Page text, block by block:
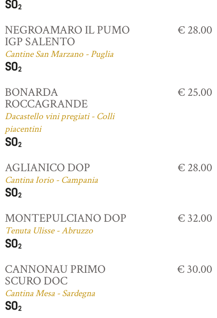
NEGROAMARO IL PUMO
IGP SALENTO
Cantine San Marzano - Puglia
€ 28.00
BONARDA
ROCCAGRANDE
Dacastello vini pregiati - Colli
piacentini
€ 25.00
AGLIANICO DOP
Cantina Iorio - Campania
€ 28.00
MONTEPULCIANO DOP
Tenuta Ulisse - Abruzzo
€ 32.00
CANNONAU PRIMO
SCURO DOC
Cantina Mesa - Sardegna
€ 30.00